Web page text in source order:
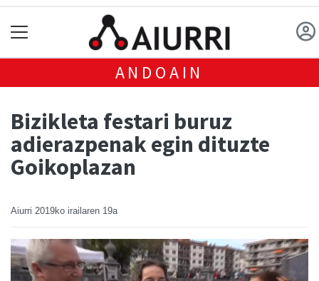
ANDOAIN
Bizikleta festari buruz
adierazpenak egin dituzte
Goikoplazan
Aiurri 2019ko irailaren 19a